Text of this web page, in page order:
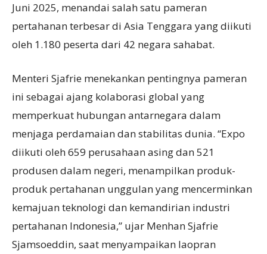
Juni 2025, menandai salah satu pameran
pertahanan terbesar di Asia Tenggara yang diikuti
oleh 1.180 peserta dari 42 negara sahabat.
Menteri Sjafrie menekankan pentingnya pameran
ini sebagai ajang kolaborasi global yang
memperkuat hubungan antarnegara dalam
menjaga perdamaian dan stabilitas dunia. “Expo
diikuti oleh 659 perusahaan asing dan 521
produsen dalam negeri, menampilkan produk-
produk pertahanan unggulan yang mencerminkan
kemajuan teknologi dan kemandirian industri
pertahanan Indonesia,” ujar Menhan Sjafrie
Sjamsoeddin, saat menyampaikan laopran